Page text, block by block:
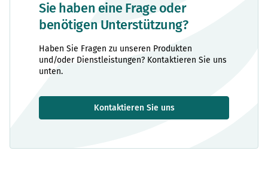
Sie haben eine Frage oder
benötigen Unterstützung?
Haben Sie Fragen zu unseren Produkten
und/oder Dienstleistungen? Kontaktieren Sie uns
unten.
Kontaktieren Sie uns